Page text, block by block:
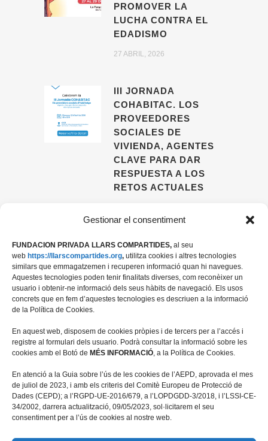
Gestionar el consentiment
FUNDACION PRIVADA LLARS COMPARTIDES, al seu
web https://llarscompartides.org, utilitza cookies i altres tecnologies
similars que emmagatzemen i recuperen informació quan hi navegues.
Aquestes tecnologies poden tenir finalitats diverses, com reconèixer un
usuario i obtenir-ne informació dels seus hàbits de navegació. Els usos
concrets que en fem d’aquestes tecnologies es descriuen a la informació
de la Política de Cookies.
En aquest web, disposem de cookies pròpies i de tercers per a l’accés i
registre al formulari dels usuario. Podrà consultar la informació sobre les
cookies amb el Botó de MÉS INFORMACIÓ, a la Política de Cookies.
En atenció a la Guia sobre l’ús de les cookies de l’AEPD, aprovada el mes
de juliol de 2023, i amb els criteris del Comitè Europeu de Protecció de
Dades (CEPD); a l’RGPD-UE-2016/679, a l’LOPDGDD-3/2018, i l’LSSI-CE-
34/2002, darrera actualització, 09/05/2023, sol·licitarem el seu
consentiment per a l’ús de cookies al nostre web.
PROMOVER LA
LUCHA CONTRA EL
EDADISMO
27 ABRIL, 2026
III JORNADA
COHABITAC. LOS
PROVEEDORES
SOCIALES DE
VIVIENDA, AGENTES
CLAVE PARA DAR
RESPUESTA A LOS
RETOS ACTUALES
08028 Barcelona
+34 934 498 676
fundacio@llarscompartides.org